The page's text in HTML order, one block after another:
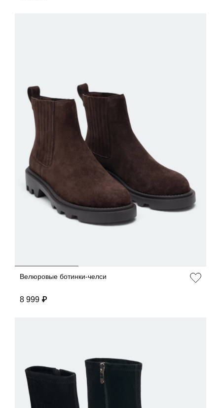
ДОБАВИТЬ В КОРЗИНУ
36
37 38 39
Велюровые ботинки-челси
8 999 ₽